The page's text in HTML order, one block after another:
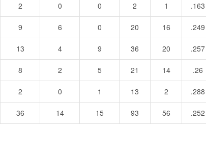
2 0 0 2 1 .163
9 6 0 20 16 .249
13 4 9 36 20 .257
8 2 5 21 14 .26
2 0 1 13 2 .288
36 14 15 93 56 .252